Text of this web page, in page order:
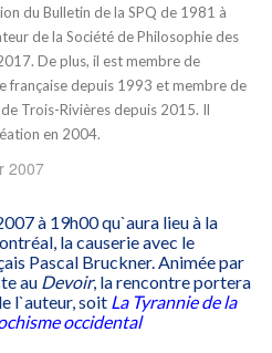
du Bulletin de la SPQ de 1981 à
de la Société de Philosophie des
De plus, il est membre de
française depuis 1993 et membre de
Trois-Rivières depuis 2015. Il
en 2004.
2007
à 19h00 qu`aura lieu à la
la causerie avec le
Pascal Bruckner. Animée par
au Devoir, la rencontre portera
l`auteur, soit La Tyrannie de la
occidental